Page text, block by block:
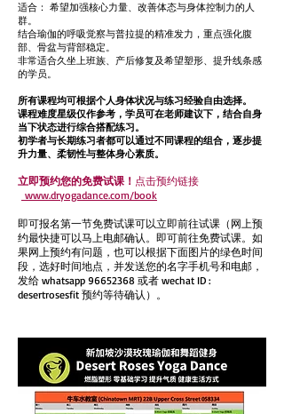
适合： 希望加强核心力量、改善体态与身体控制力的人
群。
结合瑜伽的呼吸觉察与普拉提的精准发力，重点强化腹
部、骨盆与背部稳定。
非常适合久坐上班族、产后修复及希望塑形、提升线条感
的学员。
所有课程均可根据个人身体状况与练习经验自由选择。
课程难度星级仅作参考，学员可在老师建议下，结合自身
当下状态进行综合搭配练习。
初学者与长期练习者都可以通过不同课程的组合，逐步提
升力量、柔韧性与整体身心素质。
立即预约您的免费试课！ 点击预约链接
www.dryogadance.com/book
即可报名第一节免费试课可以立即前往试课（网上预
约最快捷可以马上电邮确认。即可前往免费试课。如
果网上预约有问题，也可以根据下面图片的绿色时间
段，选好时间地点，并发送您的名字手机号和电邮，
发给 whatsapp 96652368 或者 wechat ID :
desertrosesfit 预约等待确认）。